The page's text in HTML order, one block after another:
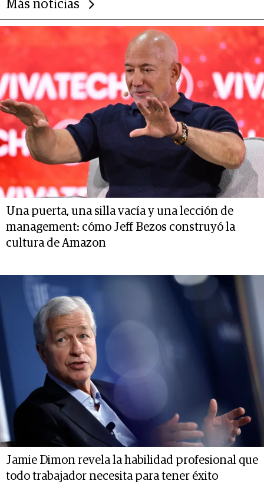
Más noticias
Una puerta, una silla vacía y una lección de
management: cómo Jeff Bezos construyó la
cultura de Amazon
Jamie Dimon revela la habilidad profesional que
todo trabajador necesita para tener éxito